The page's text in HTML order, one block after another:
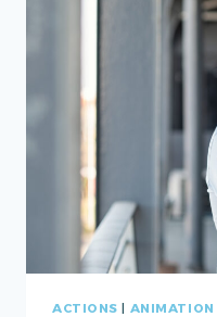
EN
ACTIONS |